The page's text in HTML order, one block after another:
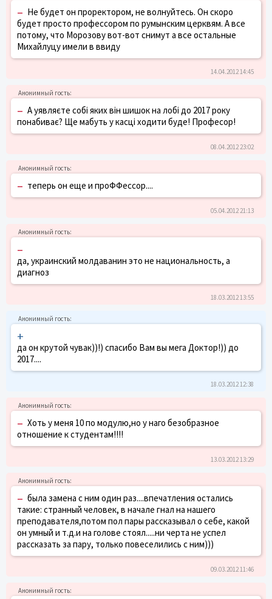
– Не будет он проректором, не волнуйтесь. Он скоро
будет просто профессором по румынским церквям. А все
потому, что Морозову вот-вот снимут а все остальные
Михайлуцу имели в ввиду
14.04.2012 14:45
– А уявляєте собі яких він шишок на лобі до 2017 року
понабиває? Ще мабуть у касці ходити буде! Професор!
08.04.2012 23:02
– теперь он еще и проФФессор....
05.04.2012 21:13
–
да, украинский молдаванин это не национальность, а
диагноз
18.03.2012 13:55
+
да он крутой чувак))!) спасибо Вам вы мега Доктор!)) до
2017....
18.03.2012 12:38
– Хоть у меня 10 по модулю,но у наго безобразное
отношение к студентам!!!!
13.03.2012 13:29
– была замена с ним один раз....впечатления остались
такие: странный человек, в начале гнал на нашего
преподавателя,потом пол пары рассказывал о себе, какой
он умный и т.д.и на голове стоял.....ни черта не успел
рассказать за пару, только повеселились с ним)))
09.03.2012 11:46